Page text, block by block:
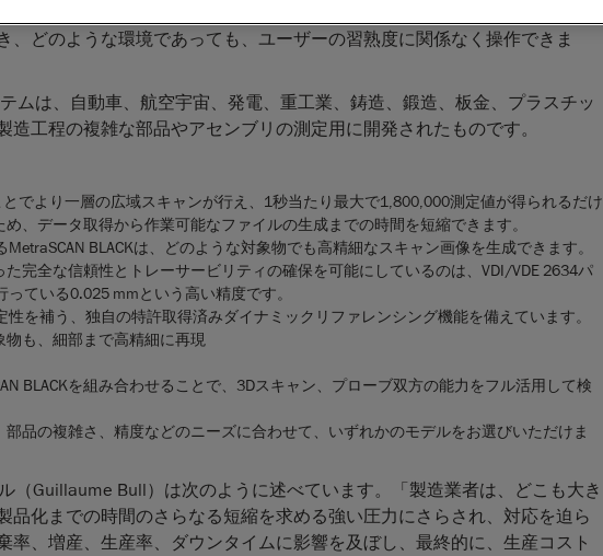
どのような環境であっても、ユーザーの習熟度に関係なく操作できま
ムは、自動車、航空宇宙、発電、重工業、鋳造、鍛造、板金、プラスチッ
工程の複雑な部品やアセンブリの測定用に開発されたものです。
でより一層の広域スキャンが行え、1秒当たり最大で1,800,000測定値が得られるだけ
、データ取得から作業可能なファイルの生成までの時間を短縮できます。
BLACKは、どのような対象物でも高精細なスキャン画像を生成できます。
た完全な信頼性とトレーサービリティの確保を可能にしているのは、VDI/VDE 2634パ
ている0.025 mmという高い精度です。
性を補う、独自の特許取得済みダイナミックリファレンシング機能を備えています。
も、細部まで高精細に再現
BLACKを組み合わせることで、3Dスキャン、プローブ双方の能力をフル活用して検
部品の複雑さ、精度などのニーズに合わせて、いずれかのモデルをお選びいただけま
（Guillaume Bull）は次のように述べています。「製造業者は、どこも大き
化までの時間のさらなる短縮を求める強い圧力にさらされ、対応を迫ら
、増産、生産率、ダウンタイムに影響を及ぼし、最終的に、生産コスト